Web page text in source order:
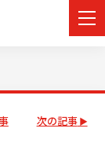
ナップ次の記事